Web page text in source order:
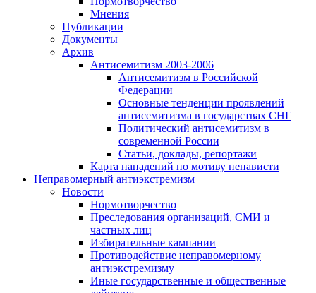
Мнения
Публикации
Документы
Архив
Антисемитизм 2003-2006
Антисемитизм в Российской
Федерации
Основные тенденции проявлений
антисемитизма в государствах СНГ
Политический антисемитизм в
современной России
Статьи, доклады, репортажи
Карта нападений по мотиву ненависти
Неправомерный антиэкстремизм
Новости
Нормотворчество
Преследования организаций, СМИ и
частных лиц
Избирательные кампании
Противодействие неправомерному
антиэкстремизму
Иные государственные и общественные